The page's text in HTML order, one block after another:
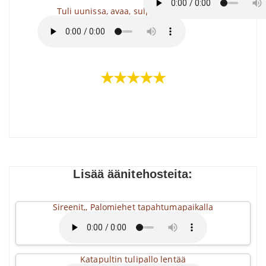
Tuli uunissa, avaa, sulje ovi
★★★★★
Lisää äänitehosteita:
Sireenit,, Palomiehet tapahtumapaikalla
Katapultin tulipallo lentää